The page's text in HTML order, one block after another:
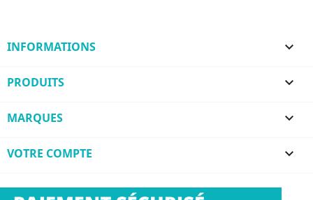
INFORMATIONS 
PRODUITS 
MARQUES 
VOTRE COMPTE 